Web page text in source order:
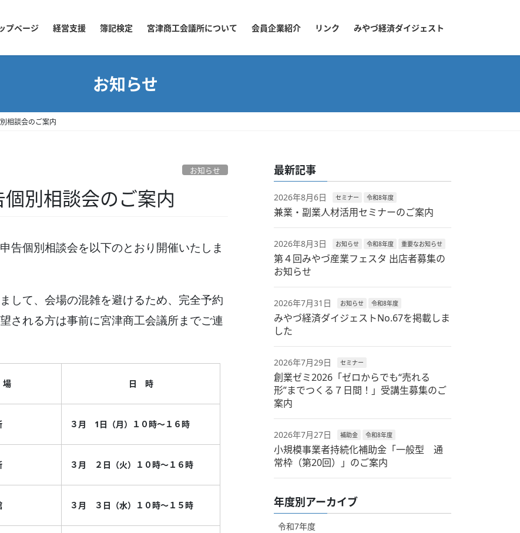
プページ 経営支援 簿記検定 宮津商工会議所について 会員企業紹介 リンク みやづ経済ダイジェスト
お知らせ
相談会のご案内
お知らせ
別相談会のご案内
告個別相談会を以下のとおり開催いたしま
して、会場の混雑を避けるため、 完全予約
される方は事前に宮津商工会議所までご連
日 時
３月 1日（月）１０時～１６時
３月 ２日（火）１０時～１６時
３月 ３日（水）１０時～１５時
最新記事
2026年8月6日 セミナー 令和8年度
兼業・副業人材活用セミナーのご案内
2026年8月3日 お知らせ 令和8年度 重要なお知らせ
第４回みやづ産業フェスタ 出店者募集の
お知らせ
2026年7月31日 お知らせ 令和8年度
みやづ経済ダイジェストNo.67を掲載しま
した
2026年7月29日 セミナー
創業ゼミ2026「ゼロからでも“売れる
形”までつくる７日間！」受講生募集のご
案内
2026年7月27日 補助金 令和8年度
小規模事業者持続化補助金「一般型 通
常枠（第20回）」のご案内
年度別アーカイブ
令和7年度